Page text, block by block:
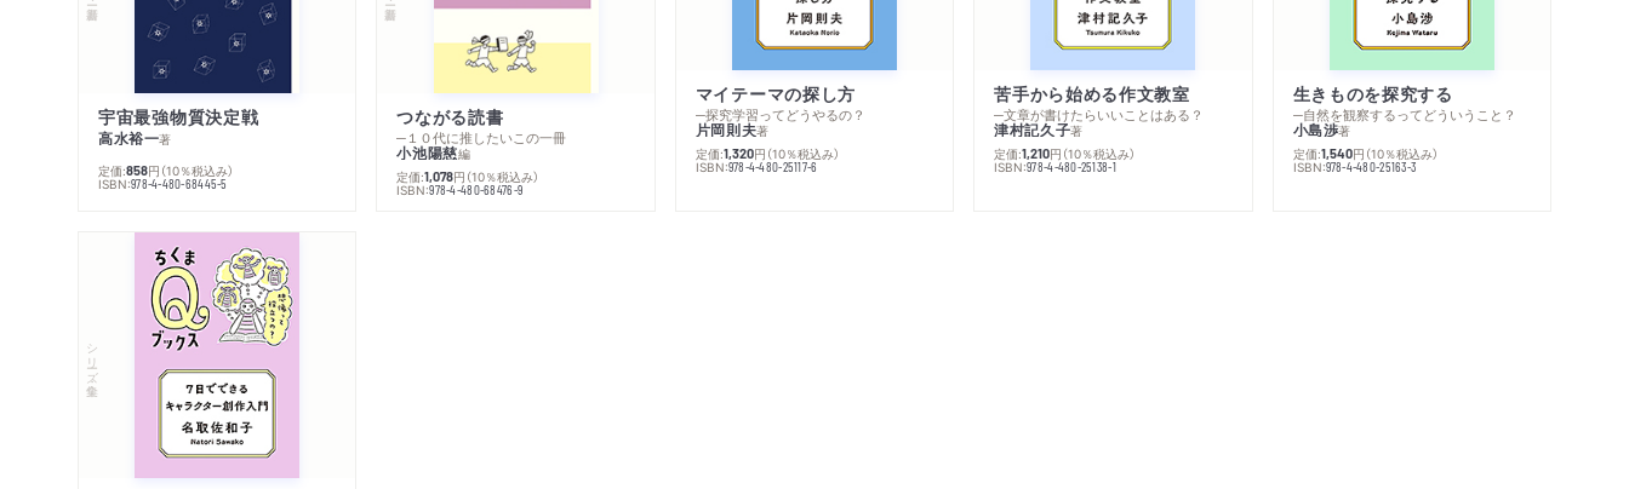
宇宙最強物質決定戦
高水裕一著
定価:858円 （10％税込み）
ISBN:978-4-480-68445-5
つながる読書
─１０代に推したいこの一冊
小池陽慈編
定価:1,078円 （10％税込み）
ISBN:978-4-480-68476-9
マイテーマの探し方
─探究学習ってどうやるの？
片岡則夫著
定価:1,320円 （10％税込み）
ISBN:978-4-480-25117-6
苦手から始める作文教室
─文章が書けたらいいことはある？
津村記久子著
定価:1,210円 （10％税込み）
ISBN:978-4-480-25138-1
生きものを探究する
─自然を観察するってどういうこと？
小島渉著
定価:1,540円 （10％税込み）
ISBN:978-4-480-25163-3
シリーズ・全集